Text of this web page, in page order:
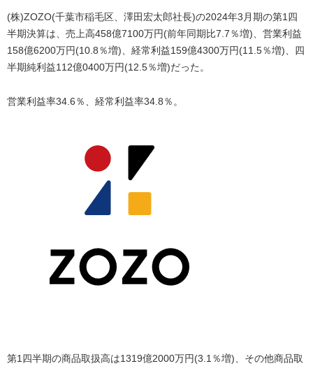
(株)ZOZO(千葉市稲毛区、澤田宏太郎社長)の2024年3月期の第1四
半期決算は、売上高458億7100万円(前年同期比7.7％増)、営業利益
158億6200万円(10.8％増)、経常利益159億4300万円(11.5％増)、四
半期純利益112億0400万円(12.5％増)だった。
営業利益率34.6％、経常利益率34.8％。
第1四半期の商品取扱高は1319億2000万円(3.1％増)、その他商品取